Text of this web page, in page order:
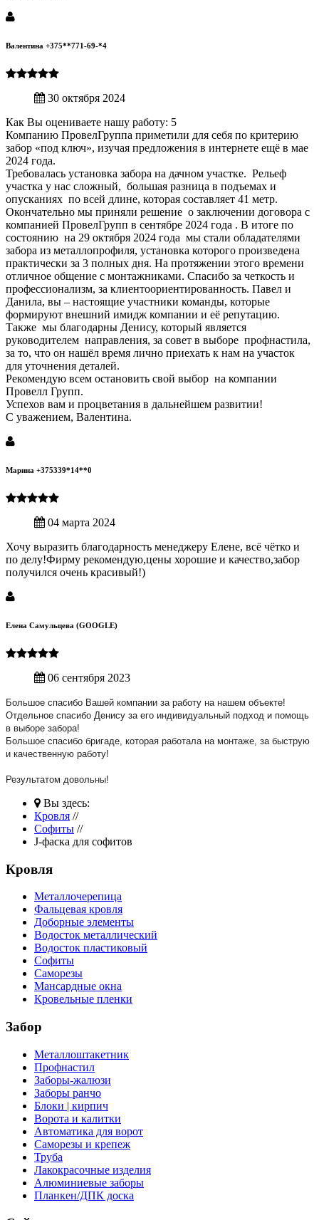
Валентина +375**771-69-*4
30 октября 2024
Как Вы оцениваете нашу работу: 5
Компанию ПровелГруппа приметили для себя по критерию
забор «под ключ», изучая предложения в интернете ещё в мае
2024 года.
Требовалась установка забора на дачном участке. Рельеф
участка у нас сложный, большая разница в подъемах и
опусканиях по всей длине, которая составляет 41 метр.
Окончательно мы приняли решение о заключении договора с
компанией ПровелГрупп в сентябре 2024 года . В итоге по
состоянию на 29 октября 2024 года мы стали обладателями
забора из металлопрофиля, установка которого произведена
практически за 3 полных дня. На протяжении этого времени
отличное общение с монтажниками. Спасибо за четкость и
профессионализм, за клиентоориентированность. Павел и
Данила, вы – настоящие участники команды, которые
формируют внешний имидж компании и её репутацию.
Также мы благодарны Денису, который является
руководителем направления, за совет в выборе профнастила,
за то, что он нашёл время лично приехать к нам на участок
для уточнения деталей.
Рекомендую всем остановить свой выбор на компании
Провелл Групп.
Успехов вам и процветания в дальнейшем развитии!
С уважением, Валентина.
Марина +375339*14**0
04 марта 2024
Хочу выразить благодарность менеджеру Елене, всё чётко и
по делу!Фирму рекомендую,цены хорошие и качество,забор
получился очень красивый!)
Елена Самульцева (GOOGLE)
06 сентября 2023
Большое спасибо Вашей компании за работу на нашем объекте!
Отдельное спасибо Денису за его индивидуальный подход и помощь
в выборе забора!
Большое спасибо бригаде, которая работала на монтаже, за быструю
и качественную работу!
Результатом довольны!
Вы здесь:
Кровля //
Софиты //
J-фаска для софитов
Кровля
Металлочерепица
Фальцевая кровля
Доборные элементы
Водосток металлический
Водосток пластиковый
Софиты
Саморезы
Мансардные окна
Кровельные пленки
Забор
Металлоштакетник
Профнастил
Заборы-жалюзи
Заборы ранчо
Блоки | кирпич
Ворота и калитки
Автоматика для ворот
Саморезы и крепеж
Труба
Лакокрасочные изделия
Алюминиевые заборы
Планкен/ДПК доска